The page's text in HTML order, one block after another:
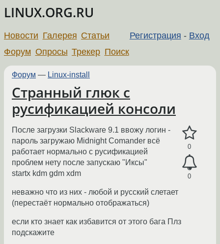
LINUX.ORG.RU
Регистрация - Вход
Новости Галерея Статьи
Форум Опросы Трекер Поиск
Форум — Linux-install
Странный глюк с
русификацией консоли
0
0
После загрузки Slackware 9.1 ввожу логин -
пароль загружаю Midnight Comander всё
работает нормально с русификацией
проблем нету после запускаю "Иксы"
startx kdm gdm xdm
неважно что из них - любой и русский слетает
(перестаёт нормально отображаться)
если кто знает как избавится от этого бага Плз
подскажите